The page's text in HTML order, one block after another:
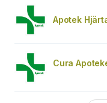
Apotek
Cura